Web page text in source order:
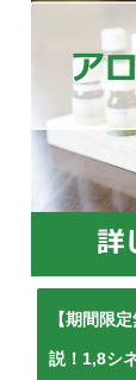
【期間限
説！1,8シ